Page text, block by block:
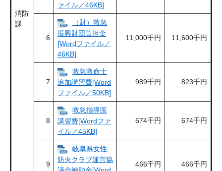
消防
課
ァイル／46KB]
6
（財）救急
振興財団負担金
[Wordファイル／
46KB]
11,000千円 11,600千円
7
救急救命士
追加講習費[Word
ファイル／50KB]
989千円 823千円
8
救急指導医
講習費[Wordファ
イル／45KB]
674千円 674千円
9
岐阜県女性
防火クラブ運営協
466千円 466千円